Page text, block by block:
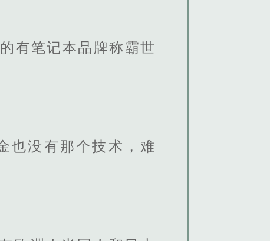
有笔记本品牌称霸世
也没有那个技术，难